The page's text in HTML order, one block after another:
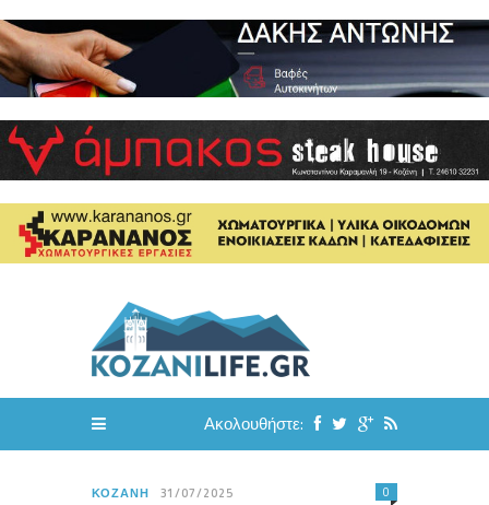
Ακολουθήστε:
ΚΟΖΆΝΗ 31/07/2025 0